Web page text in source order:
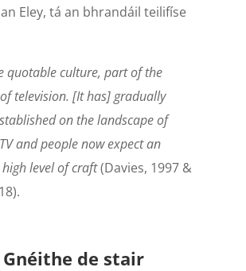
Eley, tá an bhrandáil teilifíse
quotable culture, part of the
television. [It has] gradually
on the landscape of
and people now expect an
level of craft(Davies, 1997 &
Gnéithe de stair